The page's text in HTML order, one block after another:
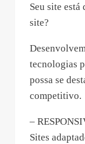
Seu site
site?
tecnologias
possa se
competitivo.
–
Sites